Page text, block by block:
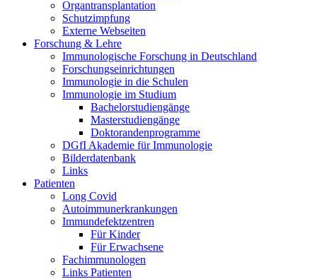
Organtransplantation
Schutzimpfung
Externe Webseiten
Forschung & Lehre
Immunologische Forschung in Deutschland
Forschungseinrichtungen
Immunologie in die Schulen
Immunologie im Studium
Bachelorstudiengänge
Masterstudiengänge
Doktorandenprogramme
DGfI Akademie für Immunologie
Bilderdatenbank
Links
Patienten
Long Covid
Autoimmunerkrankungen
Immundefektzentren
Für Kinder
Für Erwachsene
Fachimmunologen
Links Patienten